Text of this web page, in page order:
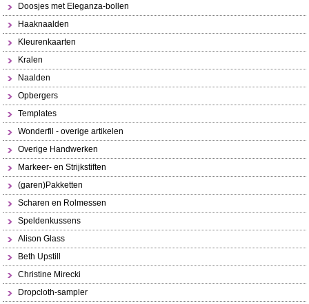
Doosjes met Eleganza-bollen
Haaknaalden
Kleurenkaarten
Kralen
Naalden
Opbergers
Templates
Wonderfil - overige artikelen
Overige Handwerken
Markeer- en Strijkstiften
(garen)Pakketten
Scharen en Rolmessen
Speldenkussens
Alison Glass
Beth Upstill
Christine Mirecki
Dropcloth-sampler